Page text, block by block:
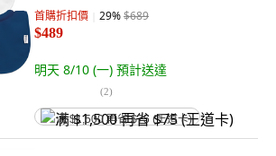
首購折扣價 29%$689
$489
明天 8/10 (一) 預計送達
(2)
满 $1,500 再省 $75 (王道卡)